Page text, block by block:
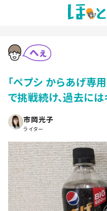
「ペプシ からあげ専
で挑戦続け、過去に
市岡光子
ライター